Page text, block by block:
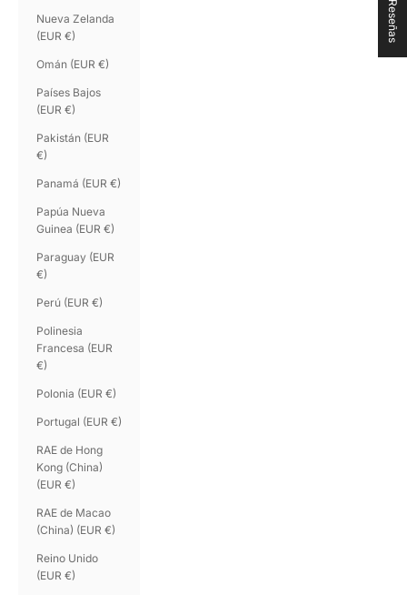
Nueva Zelanda
(EUR €)
Omán (EUR €)
Países Bajos
(EUR €)
Pakistán (EUR
€)
Panamá (EUR €)
Papúa Nueva
Guinea (EUR €)
Paraguay (EUR
€)
Perú (EUR €)
Polinesia
Francesa (EUR
€)
Polonia (EUR €)
Portugal (EUR €)
RAE de Hong
Kong (China)
(EUR €)
RAE de Macao
(China) (EUR €)
Reino Unido
(EUR €)
★ Reseñas